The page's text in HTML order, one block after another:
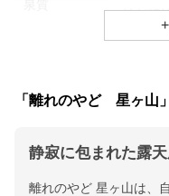
性低張
食事場所
夕食 食事処
「離れのやど 星ヶ山
静寂に包まれた露
離れのやど 星ヶ山は、